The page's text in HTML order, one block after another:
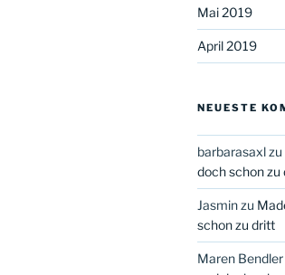
Mai 2019
April 2019
NEUESTE
barbarasaxlzu
doch schon zu
Jasminzu
schon zu dritt
Maren Bendler